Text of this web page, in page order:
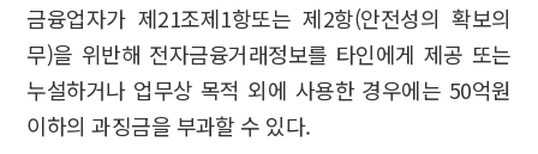
금융업자가 제21조제1항또는 제2항(안전성의 확보의
무)을 위반해 전자금융거래정보를 타인에게 제공 또는
누설하거나 업무상 목적 외에 사용한 경우에는 50억원
이하의 과징금을 부과할 수 있다.